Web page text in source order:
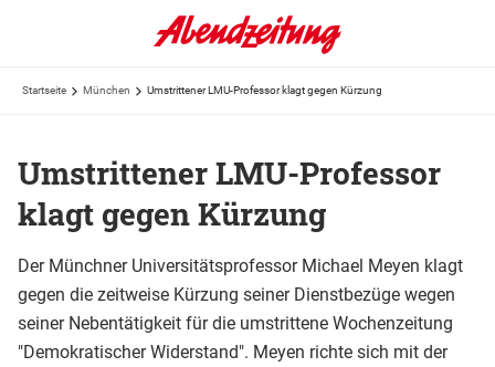
Startseite München Umstrittener LMU-Professor klagt gegen Kürzung
Umstrittener LMU-Professor
klagt gegen Kürzung
Der Münchner Universitätsprofessor Michael Meyen klagt
gegen die zeitweise Kürzung seiner Dienstbezüge wegen
seiner Nebentätigkeit für die umstrittene Wochenzeitung
"Demokratischer Widerstand". Meyen richte sich mit der